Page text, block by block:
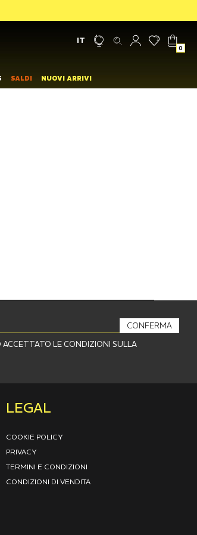
IT
0
SALDI NUOVI ARRIVI
LE CONDIZIONI SULLA
CONFERMA
LEGAL
COOKIE POLICY
PRIVACY
TERMINI E CONDIZIONI
CONDIZIONI DI VENDITA